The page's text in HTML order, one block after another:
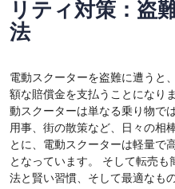
リティ対策：盗
法
電動スクーターを盗難に遭うと
額な賠償金を支払うことになり
動スクーターは単なる乗り物で
用事、街の散策など、日々の相
とに、電動スクーターは軽量で
となっています。 そして転売
法と賢い習慣、そして最適なも